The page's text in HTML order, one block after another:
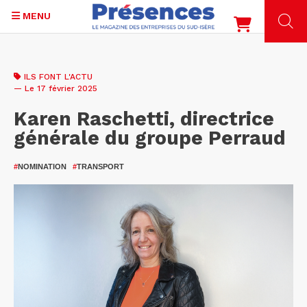
contenu
MENU
ILS FONT L'ACTU
— Le 17 février 2025
Karen Raschetti, directrice
générale du groupe Perraud
#NOMINATION #TRANSPORT